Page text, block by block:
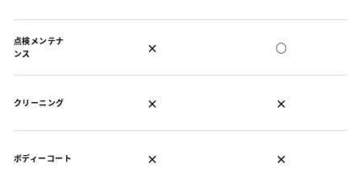
点検メンテナ
ンス
× ○
クリーニング × ×
ボディーコート × ×